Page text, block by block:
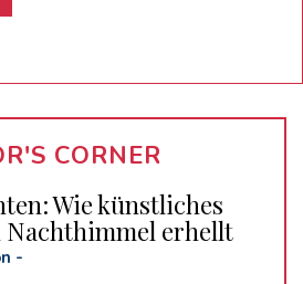
CORNER
Wie künstliches
erhellt
-